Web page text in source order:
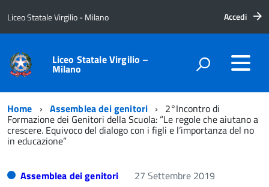
Liceo Statale Virgilio - Milano Accedi
Liceo Statale Virgilio –
Milano
Home Assemblea dei genitori 2°Incontro di
Formazione dei Genitori della Scuola: “Le regole che aiutano a
crescere. Equivoco del dialogo con i figli e l’importanza del no
in educazione”
Assemblea dei genitori 27 Settembre 2019